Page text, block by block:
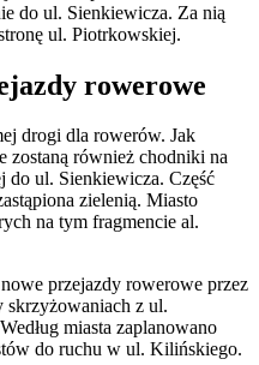
do ul. Sienkiewicza. Za nią
ul. Piotrkowskiej.
rowerowe
drogi dla rowerów. Jak
zostaną również chodniki na
do ul. Sienkiewicza. Część
zielenią. Miasto
na tym fragmencie al.
przejazdy rowerowe przez
skrzyżowaniach z ul.
miasta zaplanowano
do ruchu w ul. Kilińskiego.